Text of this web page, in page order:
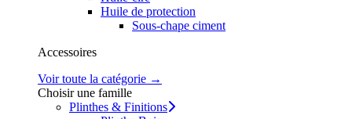
Huile de protection
Sous-chape ciment
Accessoires
Voir toute la catégorie →
Choisir une famille
Plinthes & Finitions